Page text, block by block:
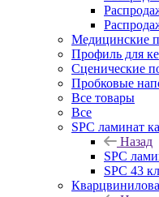
Медицинские
Профиль для
Сценические
Пробковые
Все товары
Все
SPC ламинат
Назад
SPC
SPC 43